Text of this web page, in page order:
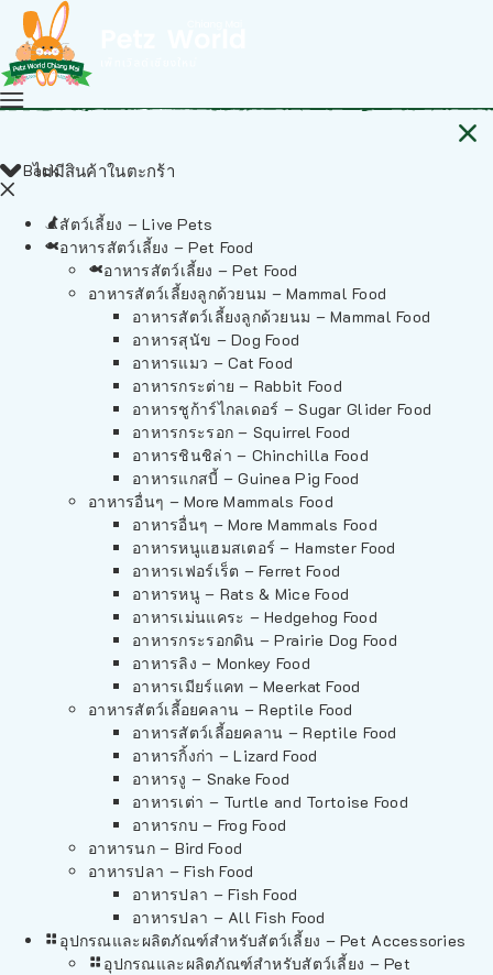
ไม่มีสินค้าในตะกร้า
Back
สัตว์เลี้ยง – Live Pets
อาหารสัตว์เลี้ยง – Pet Food
อาหารสัตว์เลี้ยง – Pet Food
อาหารสัตว์เลี้ยงลูกด้วยนม – Mammal Food
อาหารสัตว์เลี้ยงลูกด้วยนม – Mammal Food
อาหารสุนัข – Dog Food
อาหารแมว – Cat Food
อาหารกระต่าย – Rabbit Food
อาหารชูก้าร์ไกลเดอร์ – Sugar Glider Food
อาหารกระรอก – Squirrel Food
อาหารชินชิล่า – Chinchilla Food
อาหารแกสบี้ – Guinea Pig Food
อาหารอื่นๆ – More Mammals Food
อาหารอื่นๆ – More Mammals Food
อาหารหนูแฮมสเตอร์ – Hamster Food
อาหารเฟอร์เร็ต – Ferret Food
อาหารหนู – Rats & Mice Food
อาหารเม่นแคระ – Hedgehog Food
อาหารกระรอกดิน – Prairie Dog Food
อาหารลิง – Monkey Food
อาหารเมียร์แคท – Meerkat Food
อาหารสัตว์เลี้อยคลาน – Reptile Food
อาหารสัตว์เลี้อยคลาน – Reptile Food
อาหารกิ้งก่า – Lizard Food
อาหารงู – Snake Food
อาหารเต่า – Turtle and Tortoise Food
อาหารกบ – Frog Food
อาหารนก – Bird Food
อาหารปลา – Fish Food
อาหารปลา – Fish Food
อาหารปลา – All Fish Food
อุปกรณและผลิตภัณฑ์สำหรับสัตว์เลี้ยง – Pet Accessories
อุปกรณและผลิตภัณฑ์สำหรับสัตว์เลี้ยง – Pet